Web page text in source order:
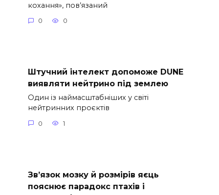
кохання», пов’язаний
0 0
Штучний інтелект допоможе DUNE
виявляти нейтрино під землею
Один із наймасштабніших у світі
нейтринних проєктів
0 1
Зв’язок мозку й розмірів яєць
пояснює парадокс птахів і